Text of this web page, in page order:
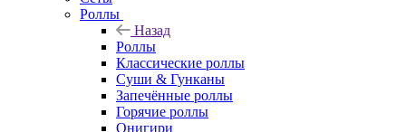
Роллы
Назад
Роллы
Классические роллы
Суши & Гунканы
Запечённые роллы
Горячие роллы
Онигири